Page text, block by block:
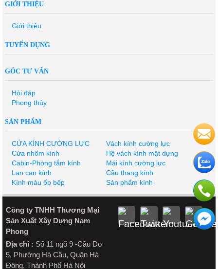
GIỚI THIỆU
Giới thiệu
TUYỂN DỤNG
GÓC TƯ VẤN
Hỏi đáp
Phong thủy
SẢN PHẨM
CỬA KÍNH CƯỜNG LỰC
Vách kính cường lực
Cửa nhôm kính
Hệ vách kính mặt dựng
Cabin-Phòng tắm kính
Mái kính cường lực
Lan can kính
Cầu thang kính
Kính màu ốp bếp
Sản phẩm kính
Công ty TNHH Thương Mại
Sản Xuất Xây Dựng Nam
Phong
Địa chỉ : Số 11 ngõ 9 -Cầu Đơ
5, Phường Hà Cầu, Quận Hà
Đông, Thành Phố Hà Nội